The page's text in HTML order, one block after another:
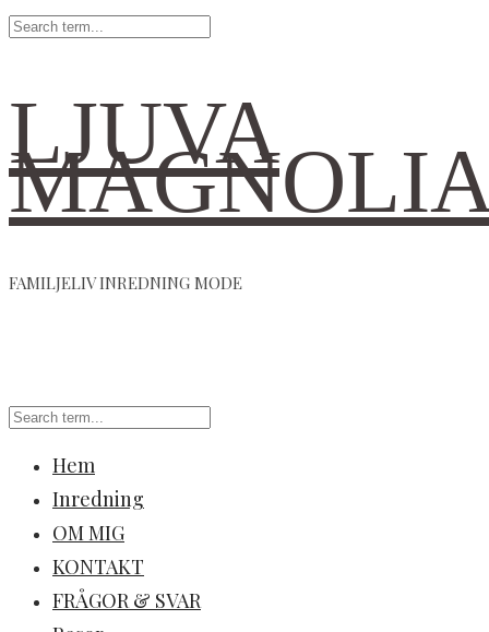
LJUVA
FAMILJELIV INREDNING MODE
Hem
Inredning
OM MIG
KONTAKT
FRÅGOR & SVAR